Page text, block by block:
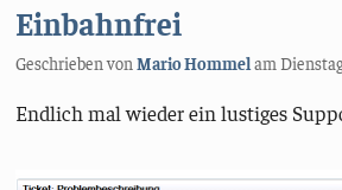
Einbahnfrei
Geschrieben vonMario Hommelam
Endlich mal wieder ein lustiges